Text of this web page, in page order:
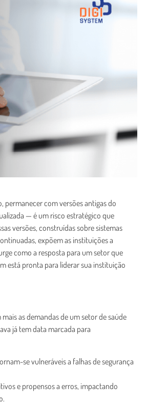
com versões antigas do
— é um risco estratégico que
versões, construídas sobre sistemas
expõem as instituições a
como a resposta para um setor que
está pronta para liderar sua instituição
as demandas de um setor de saúde
já tem data marcada para
se vulneráveis a falhas de segurança
e propensos a erros, impactando